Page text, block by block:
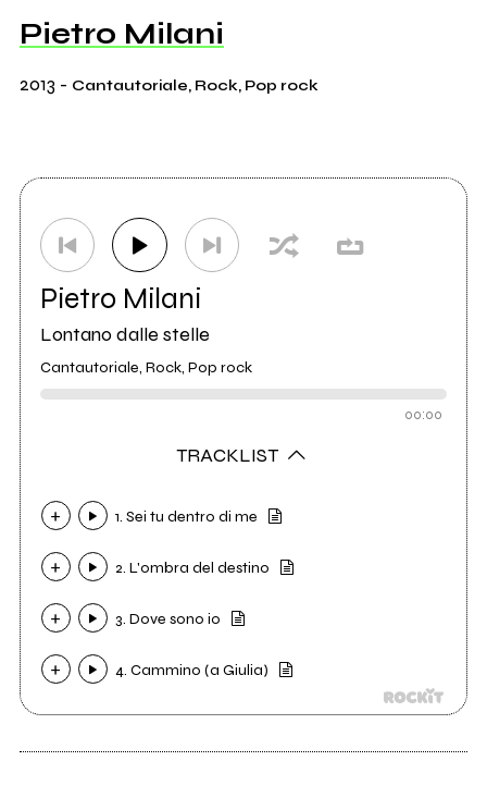
Pietro Milani
2013 - Cantautoriale, Rock, Pop rock
Pietro Milani
Lontano dalle stelle
Cantautoriale, Rock, Pop rock
00:00
TRACKLIST
1. Sei tu dentro di me
2. L'ombra del destino
3. Dove sono io
4. Cammino (a Giulia)